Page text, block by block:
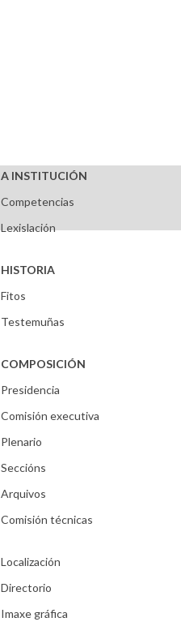
A INSTITUCIÓN
Competencias
Lexislación
HISTORIA
Fitos
Testemuñas
COMPOSICIÓN
Presidencia
Comisión executiva
Plenario
Seccións
Arquivos
Comisión técnicas
Localización
Directorio
Imaxe gráfica